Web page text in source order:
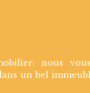
nous
un bel